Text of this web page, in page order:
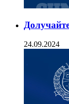
24.09.2024